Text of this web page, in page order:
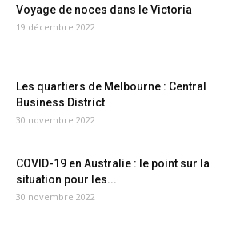
Voyage de noces dans le Victoria
19 décembre 2022
Les quartiers de Melbourne : Central
Business District
30 novembre 2022
COVID-19 en Australie : le point sur la
situation pour les...
30 novembre 2022